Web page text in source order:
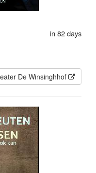
in 82 days
De Winsinghhof